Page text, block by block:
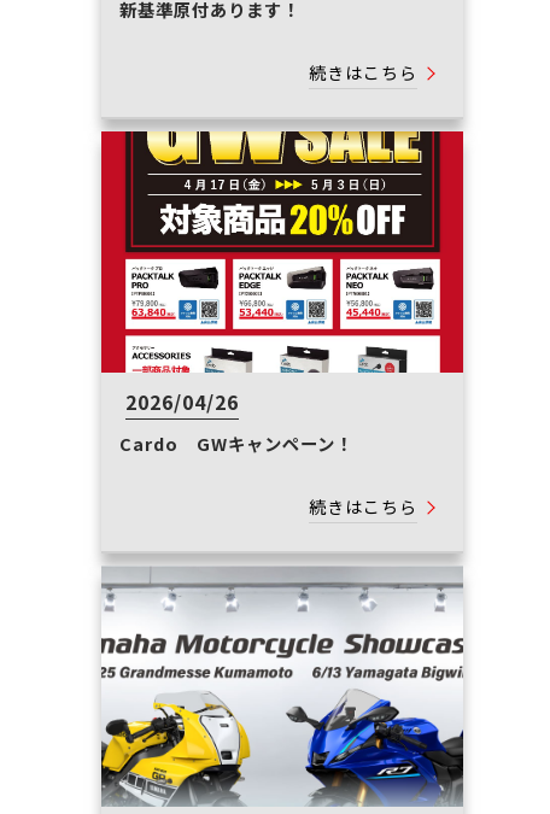
新基準原付あります！
続きはこちら
2026/04/26
Cardo GWキャンペーン！
続きはこちら